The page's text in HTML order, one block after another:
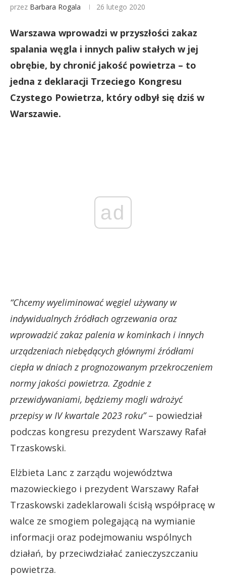
przez Barbara Rogala 26 lutego 2020
Warszawa wprowadzi w przyszłości zakaz
spalania węgla i innych paliw stałych w jej
obrębie, by chronić jakość powietrza – to
jedna z deklaracji Trzeciego Kongresu
Czystego Powietrza, który odbył się dziś w
Warszawie.
ad
“Chcemy wyeliminować węgiel używany w
indywidualnych źródłach ogrzewania oraz
wprowadzić zakaz palenia w kominkach i innych
urządzeniach niebędących głównymi źródłami
ciepła w dniach z prognozowanym przekroczeniem
normy jakości powietrza. Zgodnie z
przewidywaniami, będziemy mogli wdrożyć
przepisy w IV kwartale 2023 roku”– powiedział
podczas kongresu prezydent Warszawy Rafał
Trzaskowski.
Elżbieta Lanc z zarządu województwa
mazowieckiego i prezydent Warszawy Rafał
Trzaskowski zadeklarowali ścisłą współpracę w
walce ze smogiem polegającą na wymianie
informacji oraz podejmowaniu wspólnych
działań, by przeciwdziałać zanieczyszczaniu
powietrza.